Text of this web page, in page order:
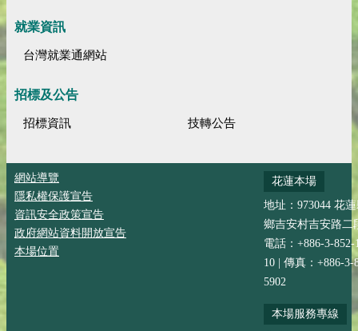
就業資訊
台灣就業通網站
招標及公告
招標資訊 技轉公告
網站導覽
隱私權保護宣告
資訊安全政策宣告
政府網站資料開放宣告
本場位置
花蓮本場
地址：973044 花
鄉吉安村吉安路二
電話：+886-3-852-
10 | 傳真：+886-3-
5902
本場服務專線